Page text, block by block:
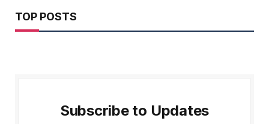
TOP POSTS
Subscribe to Updates